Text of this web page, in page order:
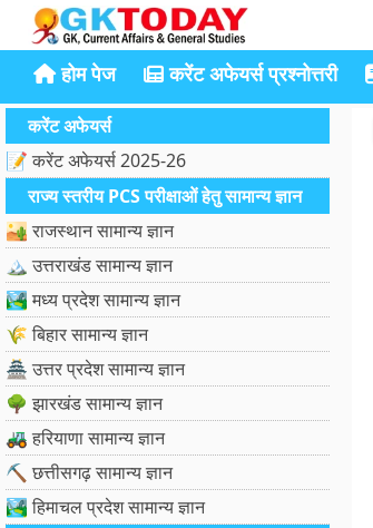
होम पेज करेंट अफेयर्स प्रश्नोत्तरी
करेंट अफेयर्स
📝 करेंट अफेयर्स 2025-26
राज्य स्तरीय PCS परीक्षाओं हेतु सामान्य ज्ञान
🏜️ राजस्थान सामान्य ज्ञान
🏔️ उत्तराखंड सामान्य ज्ञान
🏞️ मध्य प्रदेश सामान्य ज्ञान
🌾 बिहार सामान्य ज्ञान
🏯 उत्तर प्रदेश सामान्य ज्ञान
🌳 झारखंड सामान्य ज्ञान
🚜 हरियाणा सामान्य ज्ञान
⛏️ छत्तीसगढ़ सामान्य ज्ञान
🏞️ हिमाचल प्रदेश सामान्य ज्ञान